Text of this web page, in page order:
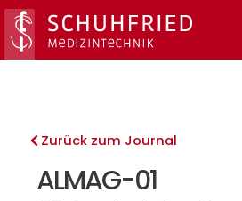
Zum
Inhalt
springen
Zurück zum Journal
ALMAG-01